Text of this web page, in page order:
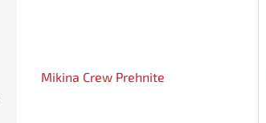
Mikina Crew Prehnite